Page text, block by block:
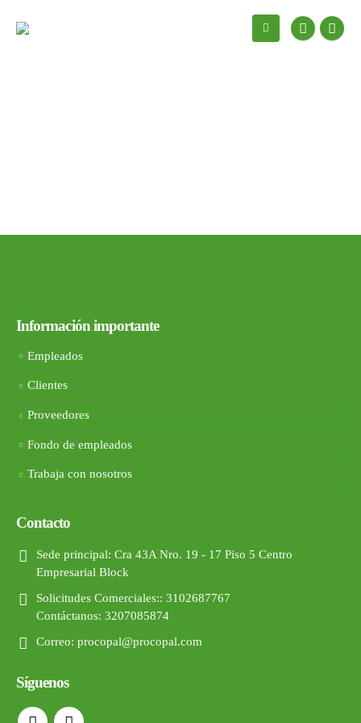
Información importante
Empleados
Clientes
Proveedores
Fondo de empleados
Trabaja con nosotros
Contacto
Sede principal: Cra 43A Nro. 19 - 17 Piso 5 Centro
Empresarial Block
Solicitudes Comerciales:: 3102687767
Contáctanos: 3207085874
Correo: procopal@procopal.com
Síguenos